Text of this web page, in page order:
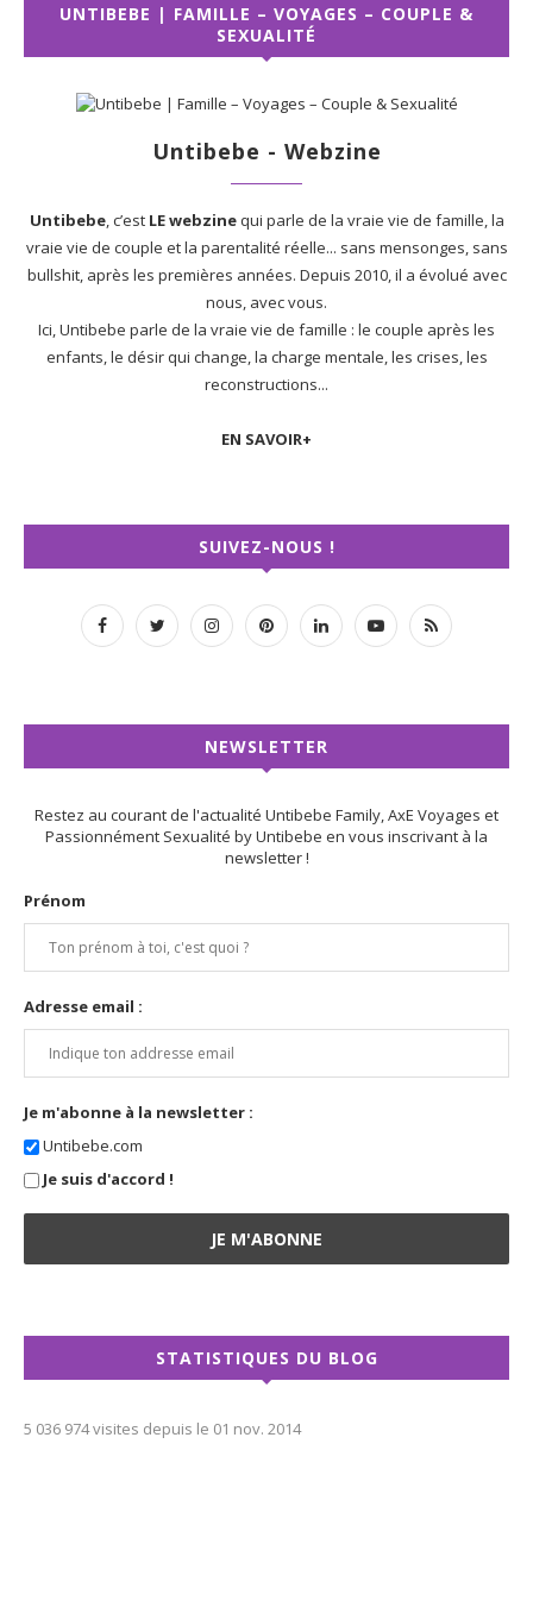
UNTIBEBE | FAMILLE – VOYAGES – COUPLE &
SEXUALITÉ
Untibebe - Webzine
Untibebe, c’est LE webzinequi parle de la vraie vie de famille, la
vraie vie de couple et la parentalité réelle... sans mensonges, sans
bullshit, après les premières années. Depuis 2010, il a évolué avec
nous, avec vous.
Ici, Untibebe parle de la vraie vie de famille : le couple après les
enfants, le désir qui change, la charge mentale, les crises, les
reconstructions...
EN SAVOIR+
SUIVEZ-NOUS !
NEWSLETTER
Restez au courant de l'actualité Untibebe Family, AxE Voyages et
Passionnément Sexualité by Untibebe en vous inscrivant à la
newsletter !
Prénom
Adresse email :
Je m'abonne à la newsletter :
Untibebe.com
Je suis d'accord !
STATISTIQUES DU BLOG
5 036 974 visites depuis le 01 nov. 2014